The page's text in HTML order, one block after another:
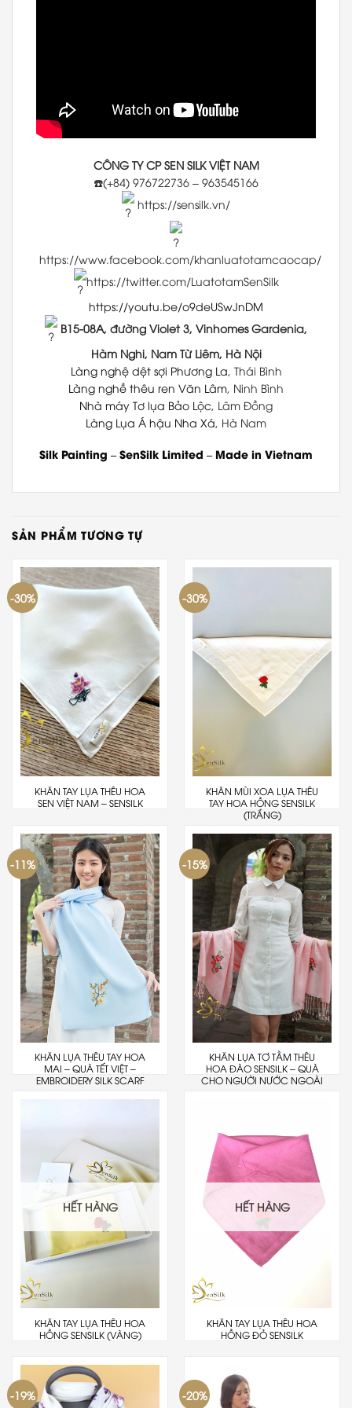
CÔNG TY CP SEN SILK VIỆT NAM
☎️(+84) 976722736 – 963545166
https://sensilk.vn/
https://www.facebook.com/khanluatotamcaocap/
https://twitter.com/LuatotamSenSilk
https://youtu.be/o9deUSwJnDM
B15-08A, đường Violet 3, Vinhomes Gardenia,
Hàm Nghi, Nam Từ Liêm, Hà Nội
Làng nghệ dệt sợi Phương La, Thái Bình
Làng nghề thêu ren Văn Lâm, Ninh Bình
Nhà máy Tơ lụa Bảo Lộc, Lâm Đồng
Làng Lụa Á hậu Nha Xá, Hà Nam
Silk Painting –SenSilk Limited – Made in Vietnam
SẢN PHẨM TƯƠNG TỰ
-30%
KHĂN TAY LỤA THÊU HOA
SEN VIỆT NAM – SENSILK
-30%
KHĂN MÙI XOA LỤA THÊU
TAY HOA HỒNG SENSILK
(TRẮNG)
-11%
KHĂN LỤA THÊU TAY HOA
MAI – QUÀ TẾT VIỆT –
EMBROIDERY SILK SCARF
-15%
KHĂN LỤA TƠ TẰM THÊU
HOA ĐÀO SENSILK – QUÀ
CHO NGƯỜI NƯỚC NGOÀI
HẾT HÀNG
KHĂN TAY LỤA THÊU HOA
HỒNG SENSILK (VÀNG)
HẾT HÀNG
KHĂN TAY LỤA THÊU HOA
HỒNG ĐỎ SENSILK
-19% -20%